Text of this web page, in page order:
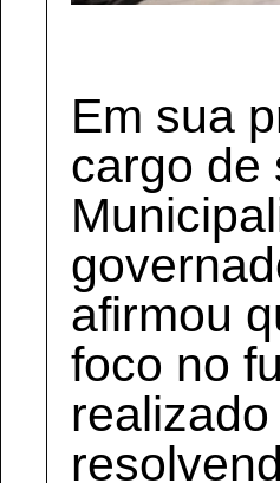
Em sua
cargo de
afirmou
foco no